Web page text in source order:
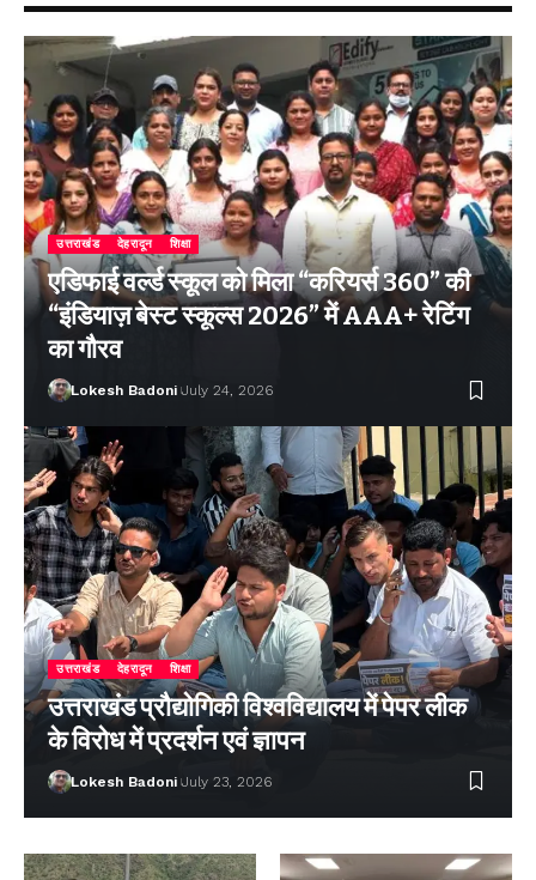
उत्तराखंड देहरादून शिक्षा
एडिफाई वर्ल्ड स्कूल को मिला “करियर्स 360” की
“इंडियाज़ बेस्ट स्कूल्स 2026” में AAA+ रेटिंग
का गौरव
Lokesh Badoni July 24, 2026
उत्तराखंड देहरादून शिक्षा
उत्तराखंड प्रौद्योगिकी विश्वविद्यालय में पेपर लीक
के विरोध में प्रदर्शन एवं ज्ञापन
Lokesh Badoni July 23, 2026